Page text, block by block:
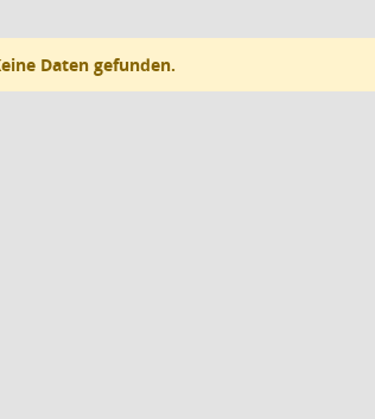
Daten gefunden.